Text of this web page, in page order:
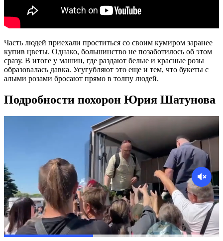
Часть людей приехали проститься со своим кумиром заранее
купив цветы. Однако, большинство не позаботилось об этом
сразу. В итоге у машин, где раздают белые и красные розы
образовалась давка. Усугубляют это еще и тем, что букеты с
алыми розами бросают прямо в толпу людей.
Подробности похорон Юрия Шатунова